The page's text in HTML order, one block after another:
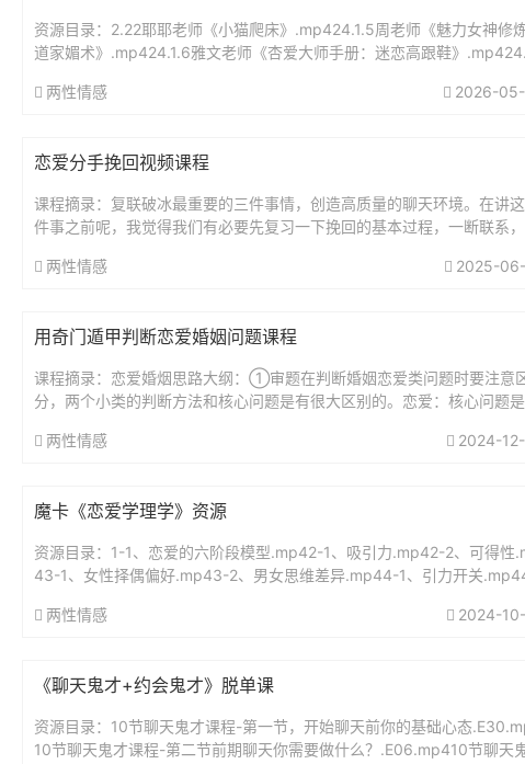
资源目录：2.22耶耶老师《小猫爬床》.mp424.1.5周老师《魅力女神修
道家媚术》.mp424.1.6雅文老师《杏爱大师手册：迷恋高跟鞋》
两性情感
2026-
恋爱分手挽回视频课程
课程摘录：复联破冰最重要的三件事情，创造高质量的聊天环境。在讲
件事之前呢，我觉得我们有必要先复习一下挽回的基本过程，一断联系，
不...两性情感 2025-
用奇门遁甲判断恋爱婚姻问题课程
课程摘录：恋爱婚烟思路大纲：①审题在判断婚姻恋爱类问题时要注意
分，两个小类的判断方法和核心问题是有很大区别的。恋爱：核心问题是
是否...
两性情感 2024-
魔卡《恋爱学理学》资源
资源目录：1-1、恋爱的六阶段模型.mp42-1、吸引力.mp42-2、可得性
43-1、女性择偶偏好.mp43-2、男女思维差异.mp44-1、引力开关
两性情感
2024-
《聊天鬼才+约会鬼才》脱单课
资源目录：10节聊天鬼才课程-第一节，开始聊天前你的基础心态
10节聊天鬼才课程-第二节前期聊天你需要做什么？.E06.mp410节聊天